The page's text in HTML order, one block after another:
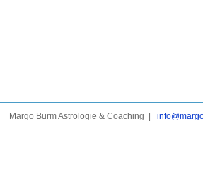
Margo Burm Astrologie & Coaching |